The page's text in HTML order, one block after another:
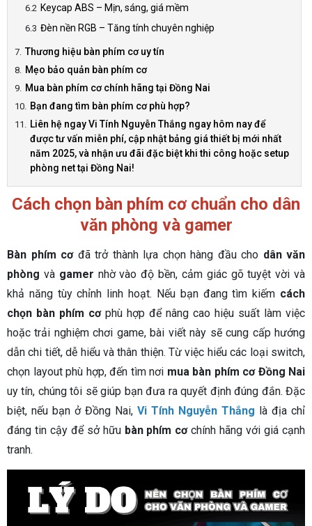
Keycap ABS – Mịn, sáng, giá mềm
Đèn nền RGB – Tăng tính chuyên nghiệp
Thương hiệu bàn phím cơ uy tín
Mẹo bảo quản bàn phím cơ
Mua bàn phím cơ chính hãng tại Đồng Nai
Bạn đang tìm bàn phím cơ phù hợp?
Liên hệ ngay Vi Tính Nguyễn Thắng ngay hôm nay để
được tư vấn miễn phí, cập nhật bảng giá thiết bị mới nhất
năm 2025, và nhận ưu đãi đặc biệt khi thi công hoặc setup
phòng net tại Đồng Nai!
Cách chọn bàn phím cơ chuẩn cho dân
văn phòng và gamer
Bàn phím cơđã trở thành lựa chọn hàng đầu cho dân văn
phòng và gamer nhờ vào độ bền, cảm giác gõ tuyệt vời và
khả năng tùy chỉnh linh hoạt. Nếu bạn đang tìm kiếm cách
chọn bàn phím cơphù hợp để nâng cao hiệu suất làm việc
hoặc trải nghiệm chơi game, bài viết này sẽ cung cấp hướng
dẫn chi tiết, dễ hiểu và thân thiện. Từ việc hiểu các loại switch,
chọn layout phù hợp, đến tìm nơi mua bàn phím cơ Đồng Nai
uy tín, chúng tôi sẽ giúp bạn đưa ra quyết định đúng đắn. Đặc
biệt, nếu bạn ở Đồng Nai, Vi Tính Nguyễn Thắng là địa chỉ
đáng tin cậy để sở hữu bàn phím cơchính hãng với giá cạnh
tranh.